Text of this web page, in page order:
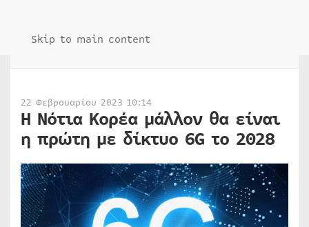
Skip to main content
22 Φεβρουαρίου 2023 10:14
Η Νότια Κορέα μάλλον θα είναι
η πρώτη με δίκτυο 6G το 2028